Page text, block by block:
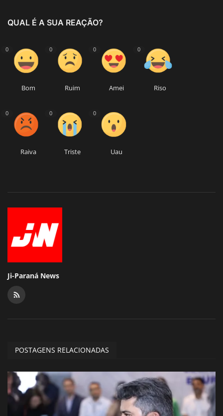
QUAL É A SUA REAÇÃO?
0
Bom
0
Ruim
0
Amei
0
Riso
0
Raiva
0
Triste
0
Uau
Ji-Paraná News
POSTAGENS RELACIONADAS